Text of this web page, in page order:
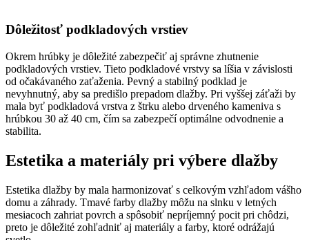
Dôležitosť podkladových vrstiev
Okrem hrúbky je dôležité zabezpečiť aj správne zhutnenie
podkladových vrstiev. Tieto podkladové vrstvy sa líšia v závislosti
od očakávaného zaťaženia. Pevný a stabilný podklad je
nevyhnutný, aby sa predišlo prepadom dlažby. Pri vyššej záťaži by
mala byť podkladová vrstva z štrku alebo drveného kameniva s
hrúbkou 30 až 40 cm, čím sa zabezpečí optimálne odvodnenie a
stabilita.
Estetika a materiály pri výbere dlažby
Estetika dlažby by mala harmonizovať s celkovým vzhľadom vášho
domu a záhrady. Tmavé farby dlažby môžu na slnku v letných
mesiacoch zahriat povrch a spôsobiť nepríjemný pocit pri chôdzi,
preto je dôležité zohľadniť aj materiály a farby, ktoré odrážajú